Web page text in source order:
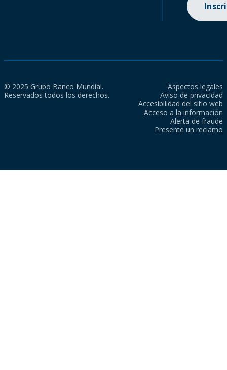
© 2025 Grupo Banco Mundial.
Reservados todos los derechos.
Aspectos legales
Aviso de privacidad
Accesibilidad del sitio web
Acceso a la información
Alerta de fraude
Presente un reclamo